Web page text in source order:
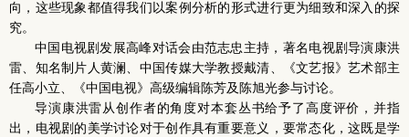
向，这些现象都值得我们以案例分析的形式进行更为细致和深入的探
究。
中国电视剧发展高峰对话会由范志忠主持，著名电视剧导演康洪
雷、知名制片人黄澜、中国传媒大学教授戴清、《文艺报》艺术部主
任高小立、《中国电视》高级编辑陈芳及陈旭光参与讨论。
导演康洪雷从创作者的角度对本套丛书给予了高度评价，并指
出，电视剧的美学讨论对于创作具有重要意义，要常态化，这既是学